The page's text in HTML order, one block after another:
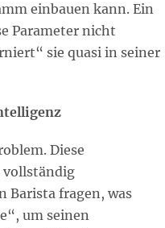
einbauen kann. Ein
Parameter nicht
sie quasi in seiner
Diese
vollständig
Barista fragen, was
um seinen